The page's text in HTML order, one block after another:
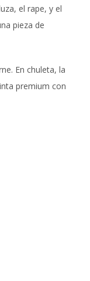
el rape, y el
pieza de
En chuleta, la
premium con